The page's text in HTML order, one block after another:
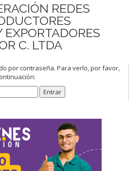
REDES
EXPORTADORES
C. LTDA
por contraseña. Para verlo, por favor,